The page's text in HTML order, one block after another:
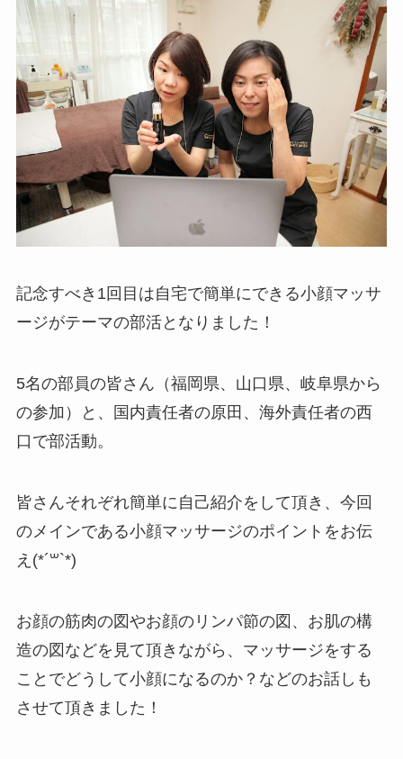
記念すべき1回目は自宅で簡単にできる小顔マッサ
ージがテーマの部活となりました！
5名の部員の皆さん（福岡県、山口県、岐阜県から
の参加）と、国内責任者の原田、海外責任者の西
口で部活動。
皆さんそれぞれ簡単に自己紹介をして頂き、今回
のメインである小顔マッサージのポイントをお伝
え(*´꒳`*)
お顔の筋肉の図やお顔のリンパ節の図、お肌の構
造の図などを見て頂きながら、マッサージをする
ことでどうして小顔になるのか？などのお話しも
させて頂きました！